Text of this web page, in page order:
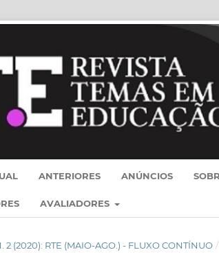
ANTERIORES ANÚNCIOS
AVALIADORES
2 (2020): RTE (MAIO-AGO.) - FLUXO CONTÍNUO /